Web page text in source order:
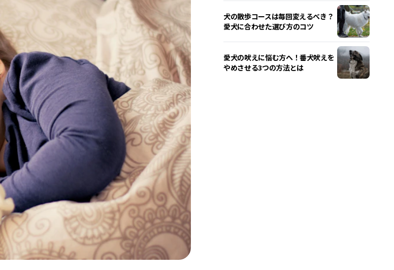
犬の散歩コースは毎回変えるべき？
愛犬に合わせた選び方のコツ
愛犬の吠えに悩む方へ！番犬吠えを
やめさせる3つの方法とは